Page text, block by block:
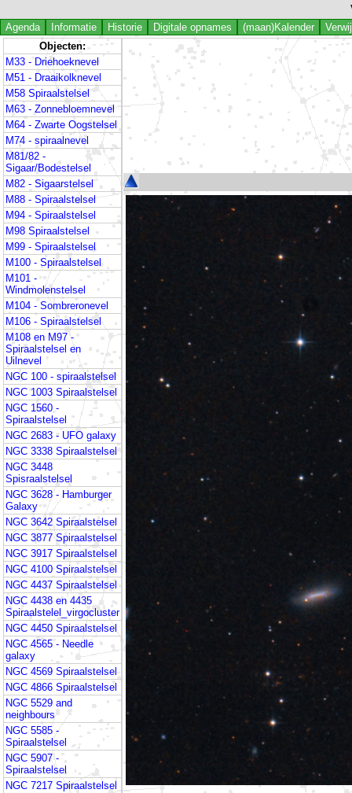
Agenda Informatie Historie Digitale opnames (maan)Kalender
Objecten:
M33 - Driehoeknevel
M51 - Draaikolknevel
M58 Spiraalstelsel
M63 - Zonnebloemnevel
M64 - Zwarte Oogstelsel
M74 - spiraalnevel
M81/82 -
Sigaar/Bodestelsel
M82 - Sigaarstelsel
M88 - Spiraalstelsel
M94 - Spiraalstelsel
M98 Spiraalstelsel
M99 - Spiraalstelsel
M100 - Spiraalstelsel
M101 -
Windmolenstelsel
M104 - Sombreronevel
M106 - Spiraalstelsel
M108 en M97 -
Spiraalstelsel en
Uilnevel
NGC 100 - spiraalstelsel
NGC 1003 Spiraalstelsel
NGC 1560 -
Spiraalstelsel
NGC 2683 - UFO galaxy
NGC 3338 Spiraalstelsel
NGC 3448
Spisraalstelsel
NGC 3628 - Hamburger
Galaxy
NGC 3642 Spiraalstelsel
NGC 3877 Spiraalstelsel
NGC 3917 Spiraalstelsel
NGC 4100 Spiraalstelsel
NGC 4437 Spiraalstelsel
NGC 4438 en 4435
Spiraalstelel_virgocluster
NGC 4450 Spiraalstelsel
NGC 4565 - Needle
galaxy
NGC 4569 Spiraalstelsel
NGC 4866 Spiraalstelsel
NGC 5529 and
neighbours
NGC 5585 -
Spiraalstelsel
NGC 5907 -
Spiraalstelsel
NGC 7217 Spiraalstelsel